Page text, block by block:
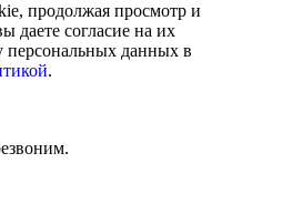
продолжая просмотр и
даете согласие на их
персональных данных в
.